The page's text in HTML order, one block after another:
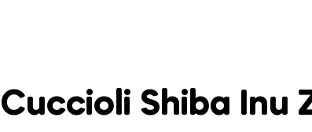
Cuccioli Shiba Inu